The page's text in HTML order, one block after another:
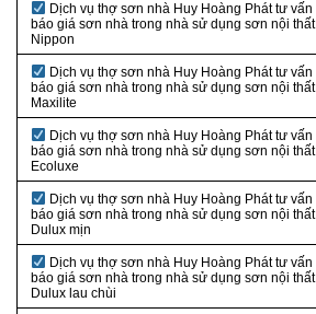
Dịch vụ thợ sơn nhà Huy Hoàng Phát tư vấn
báo giá sơn nhà trong nhà sử dụng sơn nội thất
Nippon
Dịch vụ thợ sơn nhà Huy Hoàng Phát tư vấn
báo giá sơn nhà trong nhà sử dụng sơn nội thất
Maxilite
Dịch vụ thợ sơn nhà Huy Hoàng Phát tư vấn
báo giá sơn nhà trong nhà sử dụng sơn nội thất
Ecoluxe
Dịch vụ thợ sơn nhà Huy Hoàng Phát tư vấn
báo giá sơn nhà trong nhà sử dụng sơn nội thất
Dulux mịn
Dịch vụ thợ sơn nhà Huy Hoàng Phát tư vấn
báo giá sơn nhà trong nhà sử dụng sơn nội thất
Dulux lau chùi